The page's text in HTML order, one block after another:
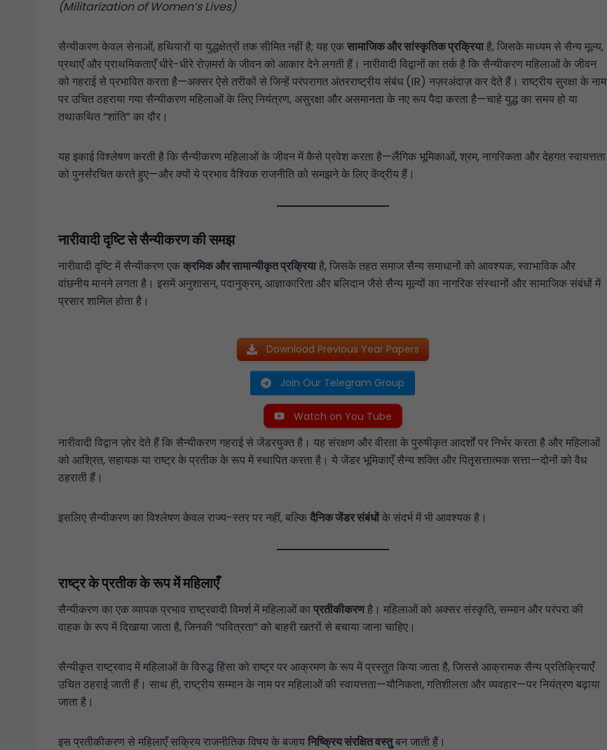
(Militarization of Women’s Lives)
सैन्यीकरण केवल सेनाओं, हथियारों या युद्धक्षेत्रों तक सीमित नहीं है; यह एकसामाजिक और सांस्कृतिक प्रक्रियाहै, जिसके माध्यम से सैन्य मूल्य,
प्रथाएँ और प्राथमिकताएँ धीरे-धीरे रोज़मर्रा के जीवन को आकार देने लगती हैं। नारीवादी विद्वानों का तर्क है कि सैन्यीकरण महिलाओं के जीवन
को गहराई से प्रभावित करता है—अक्सर ऐसे तरीकों से जिन्हें परंपरागत अंतरराष्ट्रीय संबंध (IR) नज़रअंदाज़ कर देते हैं। राष्ट्रीय सुरक्षा के नाम
पर उचित ठहराया गया सैन्यीकरण महिलाओं के लिए नियंत्रण, असुरक्षा और असमानता के नए रूप पैदा करता है—चाहे युद्ध का समय हो या
तथाकथित “शांति” का दौर।
यह इकाई विश्लेषण करती है कि सैन्यीकरण महिलाओं के जीवन में कैसे प्रवेश करता है—लैंगिक भूमिकाओं, श्रम, नागरिकता और देहगत स्वायत्तता
को पुनर्संरचित करते हुए—और क्यों ये प्रभाव वैश्विक राजनीति को समझने के लिए केंद्रीय हैं।
नारीवादी दृष्टि से सैन्यीकरण की समझ
नारीवादी दृष्टि में सैन्यीकरण एकक्रमिक और सामान्यीकृत प्रक्रियाहै, जिसके तहत समाज सैन्य समाधानों को आवश्यक, स्वाभाविक और
वांछनीय मानने लगता है। इसमें अनुशासन, पदानुक्रम, आज्ञाकारिता और बलिदान जैसे सैन्य मूल्यों का नागरिक संस्थानों और सामाजिक संबंधों में
प्रसार शामिल होता है।
Download Previous Year Papers
Join Our Telegram Group
Watch on You Tube
नारीवादी विद्वान ज़ोर देते हैं कि सैन्यीकरण गहराई से जेंडरयुक्त है। यह संरक्षण और वीरता के पुरुषीकृत आदर्शों पर निर्भर करता है और महिलाओं
को आश्रित, सहायक या राष्ट्र के प्रतीक के रूप में स्थापित करता है। ये जेंडर भूमिकाएँ सैन्य शक्ति और पितृसत्तात्मक सत्ता—दोनों को वैध
ठहराती हैं।
इसलिए सैन्यीकरण का विश्लेषण केवल राज्य-स्तर पर नहीं, बल्किदैनिक जेंडर संबंधोंके संदर्भ में भी आवश्यक है।
राष्ट्र के प्रतीक के रूप में महिलाएँ
सैन्यीकरण का एक व्यापक प्रभाव राष्ट्रवादी विमर्श में महिलाओं काप्रतीकीकरणहै। महिलाओं को अक्सर संस्कृति, सम्मान और परंपरा की
वाहक के रूप में दिखाया जाता है, जिनकी “पवित्रता” को बाहरी खतरों से बचाया जाना चाहिए।
सैन्यीकृत राष्ट्रवाद में महिलाओं के विरुद्ध हिंसा को राष्ट्र पर आक्रमण के रूप में प्रस्तुत किया जाता है, जिससे आक्रामक सैन्य प्रतिक्रियाएँ
उचित ठहराई जाती हैं। साथ ही, राष्ट्रीय सम्मान के नाम पर महिलाओं की स्वायत्तता—यौनिकता, गतिशीलता और व्यवहार—पर नियंत्रण बढ़ाया
जाता है।
इस प्रतीकीकरण से महिलाएँ सक्रिय राजनीतिक विषय के बजायनिष्क्रिय संरक्षित वस्तुबन जाती हैं।